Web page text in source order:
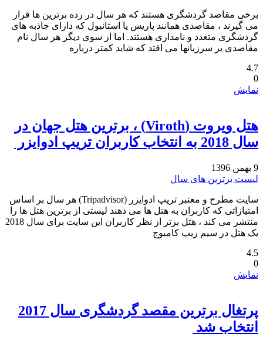
برخی مقاصد گردشگری هستند که هر سال در رده برترین ها قرار
می گیرند ، مقاصدی همانند پاریس یا استانبول که دارای جاذبه های
گردشگری متعدد و نامداری هستند. اما از سوی دیگر هر سال نام
مقاصدی بر سرزبانها می افتد که شاید کمتر درباره
4.7
0
نمایش
هتل ویروت (‏Viroth‏) ، برترین هتل جهان در
سال 2018 به انتخاب کاربران تریپ ادوایزر ‏
9 بهمن 1396
لیست برترین های سال
سایت مطرح و معتبر تریپ ادوایزر (Tripadvisor) هر سال بر اساس
امتیازاتی که کاربران به هتل ها می دهند لیستی از برترین هتل ها را
منتشر می کند ، هتل برتر از نظر کاربران این سایت برای سال 2018
یک هتل در سیم ریپ کامبوج
4.5
0
نمایش
پرتغال برترین مقصد گردشگری سال 2017
انتخاب شد ‏